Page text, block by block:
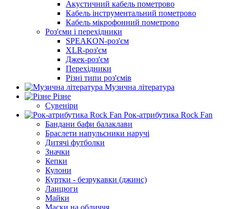
Акустичний кабель пометрово
Кабель інструментальний пометрово
Кабель мікрофонний пометрово
Роз'єми і перехідники
SPEAKON-роз'єм
XLR-роз'єм
Джек-роз'єм
Перехідники
Різні типи роз'ємів
Музична література
Різне
Сувеніри
Рок-атрибутика Rock Fan
Бандани бафи балаклави
Браслети напульсники наручі
Дитячі футболки
Значки
Кепки
Кулони
Куртки - безрукавки (джинс)
Ланцюги
Майки
Маски на обличчя